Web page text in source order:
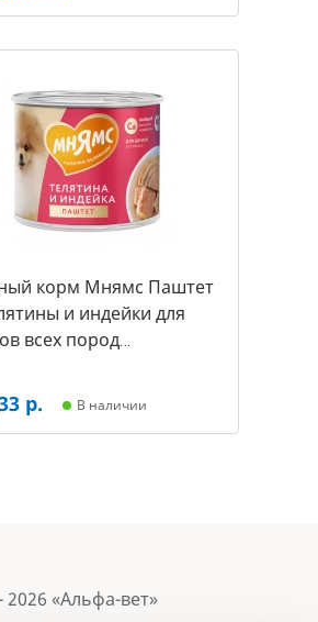
корм Мнямс Паштет
и индейки для
всех пород
7255)
р. В наличии
2026 «Альфа-вет»